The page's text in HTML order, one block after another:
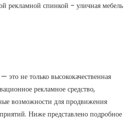
рекламной спинкой - уличная мебель
это не только высококачественная
рекламное средство,
возможности для продвижения
Ниже представлено подробное